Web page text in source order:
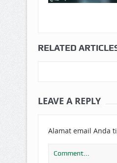
RELATED
LEAVE A REPLY
Alamat email Anda